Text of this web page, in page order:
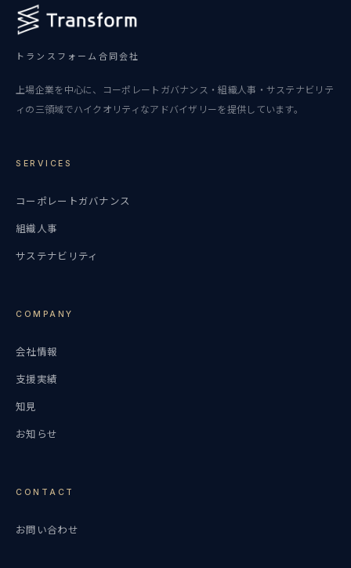
トランスフォーム合同会社
上場企業を中心に、コーポレートガバナンス・組織人事・サステナビリテ
ィの三領域でハイクオリティなアドバイザリーを提供しています。
SERVICES
コーポレートガバナンス
組織人事
サステナビリティ
COMPANY
会社情報
支援実績
知見
お知らせ
CONTACT
お問い合わせ